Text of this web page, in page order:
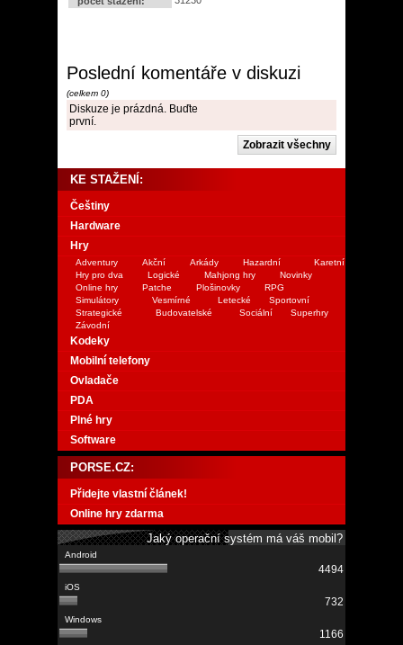
Poslední komentáře v diskuzi
(celkem 0)
Diskuze je prázdná. Buďte
první.
KE STAŽENÍ:
Češtiny
Hardware
Hry
Adventury Akční Arkády Hazardní
Karetní
Hry pro dva
Logické Mahjong hry
Novinky
Online hry
Patche Plošinovky
RPG
Simulátory
Vesmírné Letecké
Sportovní
Strategické
Budovatelské Sociální
Superhry
Závodní
Kodeky
Mobilní telefony
Ovladače
PDA
Plné hry
Software
PORSE.CZ:
Přidejte vlastní článek!
Online hry zdarma
Jaký operační systém má váš mobil?
4494
732
1166